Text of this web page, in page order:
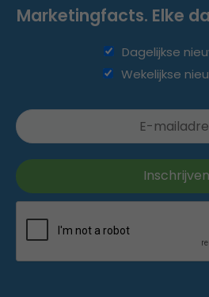
Marketingfacts. Elke
Dagelijkse
Wekelijkse